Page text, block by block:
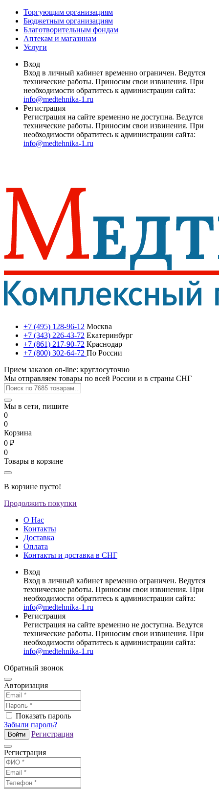
Торгующим организациям
Бюджетным организациям
Благотворительным фондам
Аптекам и магазинам
Услуги
Вход
Вход в личный кабинет временно ограничен. Ведутся
технические работы. Приносим свои извинения. При
необходимости обратитесь к администрации сайта:
info@medtehnika-1.ru
Регистрация
Регистрация на сайте временно не доступна. Ведутся
технические работы. Приносим свои извинения. При
необходимости обратитесь к администрации сайта:
info@medtehnika-1.ru
+7 (495) 128-96-12 Москва
+7 (343) 226-43-72 Екатеринбург
+7 (861) 217-90-72 Краснодар
+7 (800) 302-64-72 По России
Прием заказов on-line: круглосуточно
Мы отправляем товары по всей России и в страны СНГ
Мы в сети, пишите
0
0
Корзина
0 ₽
0
Товары в корзине
В корзине пусто!
Продолжить покупки
О Нас
Контакты
Доставка
Оплата
Контакты и доставка в СНГ
Вход
Вход в личный кабинет временно ограничен. Ведутся
технические работы. Приносим свои извинения. При
необходимости обратитесь к администрации сайта:
info@medtehnika-1.ru
Регистрация
Регистрация на сайте временно не доступна. Ведутся
технические работы. Приносим свои извинения. При
необходимости обратитесь к администрации сайта:
info@medtehnika-1.ru
Обратный звонок
Авторизация
Показать пароль
Забыли пароль?
Войти Регистрация
Регистрация